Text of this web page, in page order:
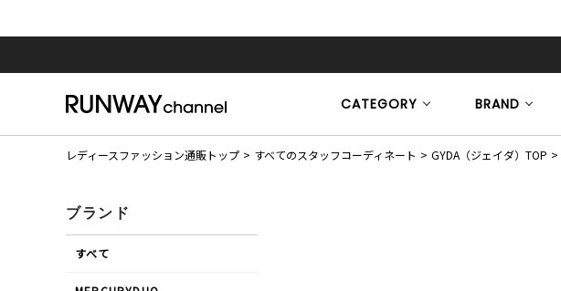
CATEGORY BRAND
レディースファッション通販トップ すべてのスタッフコーディネート GYDA（ジェイダ）TOP
ブランド
すべて